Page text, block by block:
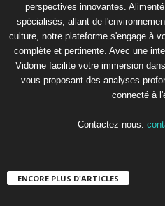
perspectives innovantes.
spécialisés, allant de
culture, notre plateforme s'engage à
complète et pertinente. Avec une
Vidome facilite votre immersion
vous proposant des analyses
connecté à
Contactez-nous:
ENCORE PLUS D'ARTICLES